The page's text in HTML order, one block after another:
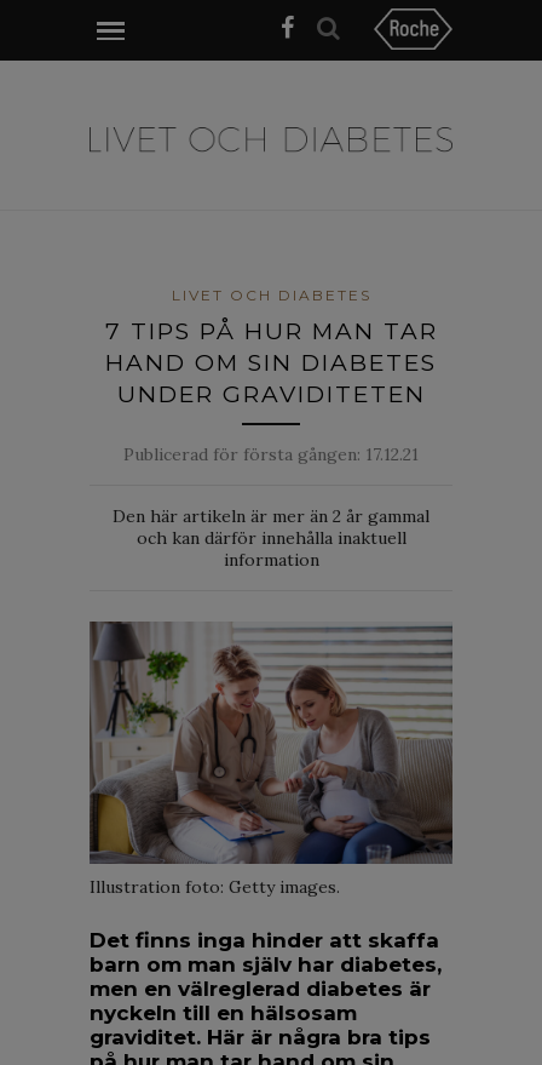
LIVET OCH DIABETES
7 TIPS PÅ HUR MAN TAR
HAND OM SIN DIABETES
UNDER GRAVIDITETEN
Publicerad för första gången: 17.12.21
Den här artikeln är mer än 2 år gammal
och kan därför innehålla inaktuell
information
Illustration foto: Getty images.
Det finns inga hinder att skaffa
barn om man själv har diabetes,
men en välreglerad diabetes är
nyckeln till en hälsosam
graviditet. Här är några bra tips